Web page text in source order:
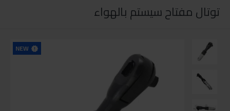
توتال مفتاح سيستم بالهواء
NEW